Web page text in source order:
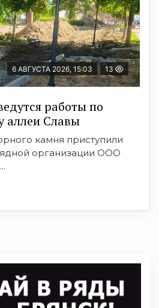
6 АВГУСТА 2026, 15:03 13
работы по
аллеи Славы
камня приступили
организации ООО